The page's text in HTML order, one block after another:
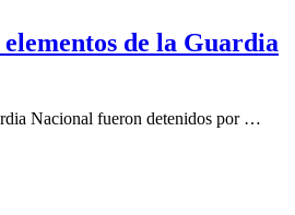
de la Guardia
Nacional fueron detenidos por …